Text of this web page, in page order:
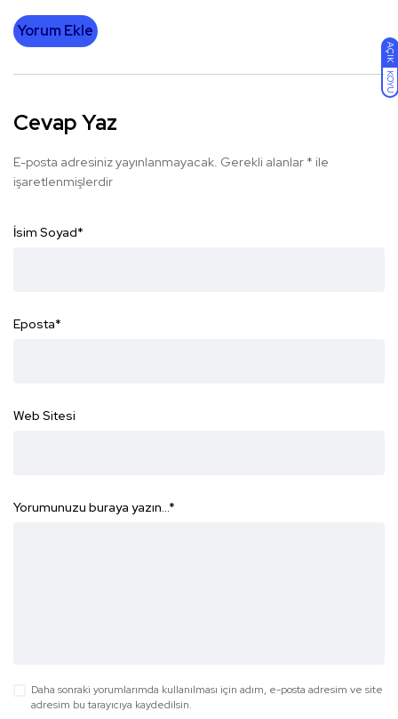
AÇIK
KOYU
Yorum Ekle
Cevap Yaz
E-posta adresiniz yayınlanmayacak. Gerekli alanlar * ile
işaretlenmişlerdir
İsim Soyad*
Eposta*
Web Sitesi
Yorumunuzu buraya yazın...*
Daha sonraki yorumlarımda kullanılması için adım, e-posta adresim ve site
adresim bu tarayıcıya kaydedilsin.